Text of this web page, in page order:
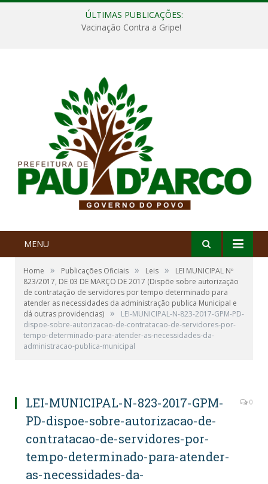
ÚLTIMAS PUBLICAÇÕES:
Vacinação Contra a Gripe!
MENU
Home » Publicações Oficiais » Leis »
LEI MUNICIPAL Nº
823/2017, DE 03 DE MARÇO DE 2017 (Dispõe sobre autorização
de contratação de servidores por tempo determinado para
atender as necessidades da administração publica Municipal e
dá outras providencias) »
LEI-MUNICIPAL-N-823-2017-GPM-PD-
dispoe-sobre-autorizacao-de-contratacao-de-servidores-por-
tempo-determinado-para-atender-as-necessidades-da-
administracao-publica-municipal
LEI-MUNICIPAL-N-823-2017-GPM-
PD-dispoe-sobre-autorizacao-de-
contratacao-de-servidores-por-
tempo-determinado-para-atender-
as-necessidades-da-
0